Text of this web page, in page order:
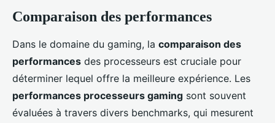
Comparaison des performances
Dans le domaine du gaming, la comparaison des
performances des processeurs est cruciale pour
déterminer lequel offre la meilleure expérience. Les
performances processeurs gaming sont souvent
évaluées à travers divers benchmarks, qui mesurent